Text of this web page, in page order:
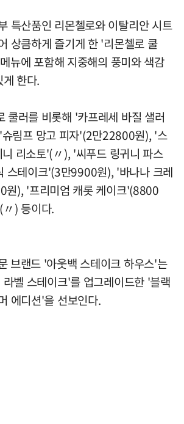
특산품인 리몬첼로와 이탈리안 시트
상큼하게 즐기게 한 '리몬첼로 쿨
뉴에 포함해 지중해의 풍미와 색감
한다.
쿨러를 비롯해 '카프레세 바질 샐러
림프 망고 피자'(2만22800원), '스
리소토'(〃), '씨푸드 링귀니 파스
스테이크'(3만9900원), '바나나 크레
원), '프리미엄 캐롯 케이크'(8800
) 등이다.
랜드 '아웃백 스테이크 하우스'는
벨 스테이크'를 업그레이드한 '블랙
에디션'을 선보인다.